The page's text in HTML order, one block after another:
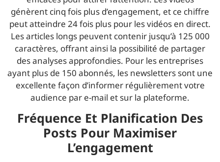
génèrent cinq fois plus d’engagement, et ce chiffre
peut atteindre 24 fois plus pour les vidéos en direct.
Les articles longs peuvent contenir jusqu’à 125 000
caractères, offrant ainsi la possibilité de partager
des analyses approfondies. Pour les entreprises
ayant plus de 150 abonnés, les newsletters sont une
excellente façon d’informer régulièrement votre
audience par e-mail et sur la plateforme.
Fréquence Et Planification Des
Posts Pour Maximiser
L’engagement